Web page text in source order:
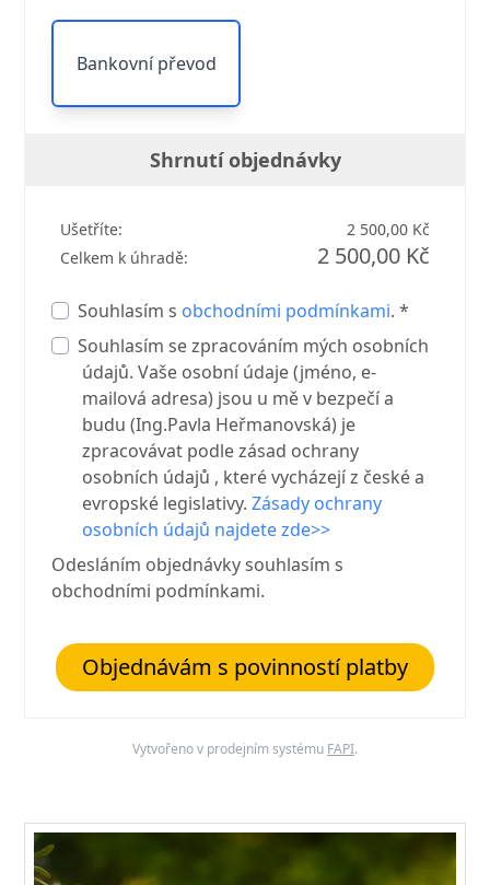
Bankovní převod
Shrnutí objednávky
Ušetříte:
2 500,00 Kč
Celkem k úhradě:
2 500,00 Kč
Souhlasím s obchodními podmínkami. *
Souhlasím se zpracováním mých osobních
údajů. Vaše osobní údaje (jméno, e-
mailová adresa) jsou u mě v bezpečí a
budu (Ing.Pavla Heřmanovská) je
zpracovávat podle zásad ochrany
osobních údajů , které vycházejí z české a
evropské legislativy.Zásady ochrany
osobních údajů najdete zde>>
Odesláním objednávky souhlasím s
obchodními podmínkami.
Objednávám s povinností platby
Vytvořeno v prodejním systému FAPI.